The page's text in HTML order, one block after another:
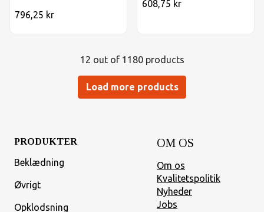
796,25 kr
608,75 kr
12 out of 1180 products
Load more products
PRODUKTER
Beklædning
Øvrigt
Opklodsning
OM OS
Om os
Kvalitetspolitik
Nyheder
Jobs